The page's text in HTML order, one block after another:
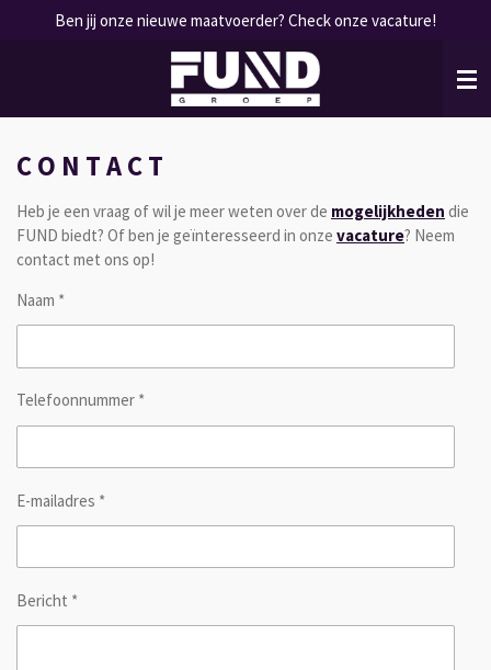
hoofdinhoud
Ben jij onze nieuwe maatvoerder? Check onze vacature!
C O N T A C T
Heb je een vraag of wil je meer weten over de mogelijkheden die
FUND biedt? Of ben je geïnteresseerd in onze vacature? Neem
contact met ons op!
Naam *
Telefoonnummer *
E-mailadres *
Bericht *